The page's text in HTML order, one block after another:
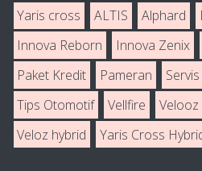
Yaris cross
ALTIS Alphard
Innova Reborn
Innova Zenix
Paket Kredit
Pameran Servis
Tips Otomotif
Vellfire Velooz
Veloz hybrid
Yaris Cross